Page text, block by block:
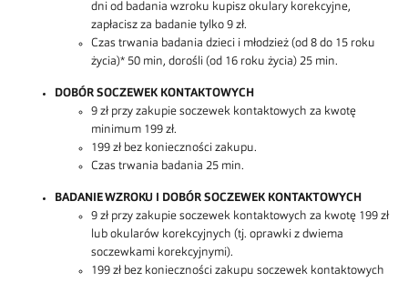
dni od badania wzroku kupisz okulary korekcyjne,
zapłacisz za badanie tylko 9 zł.
Czas trwania badania dzieci i młodzież (od 8 do 15 roku
życia)* 50 min, dorośli (od 16 roku życia) 25 min.
DOBÓR SOCZEWEK KONTAKTOWYCH
9 zł przy zakupie soczewek kontaktowych za kwotę
minimum 199 zł.
199 zł bez konieczności zakupu.
Czas trwania badania 25 min.
BADANIE WZROKU I DOBÓR SOCZEWEK KONTAKTOWYCH
9 zł przy zakupie soczewek kontaktowych za kwotę 199 zł
lub okularów korekcyjnych (tj. oprawki z dwiema
soczewkami korekcyjnymi).
199 zł bez konieczności zakupu soczewek kontaktowych